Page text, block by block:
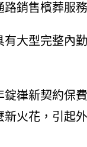
銷售檳葬服
大型完整內
嵂新契約保
火花，引起